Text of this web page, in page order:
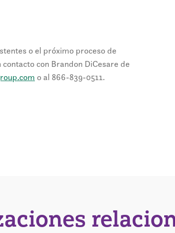
o el próximo proceso de
con Brandon DiCesare de
o al 866-839-0511.